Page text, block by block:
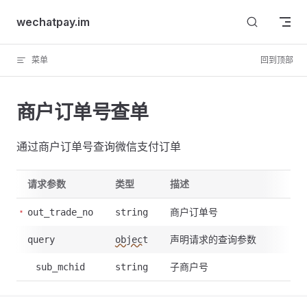
Skip to content
wechatpay.im
菜单 回到顶部
商户订单号查单
通过商户订单号查询微信支付订单
请求参数 类型 描述
out_trade_no string 商户订单号
query object 声明请求的查询参数
sub_mchid string 子商户号